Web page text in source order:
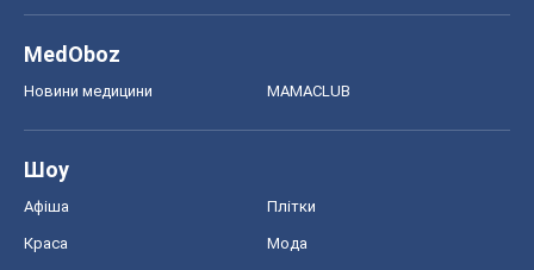
MedOboz
Новини медицини MAMACLUB
Шоу
Афіша Плітки
Краса Мода